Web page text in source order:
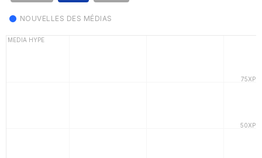
NOUVELLES DES MÉDIAS